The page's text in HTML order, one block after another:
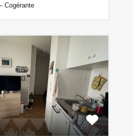
Cogérante